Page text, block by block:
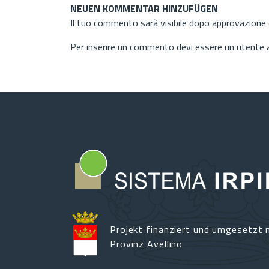
NEUEN KOMMENTAR HINZUFÜGEN
Il tuo commento sarà visibile dopo approvazione
Per inserire un commento devi essere un
Projekt finanziert und umgesetzt
Provinz Avellino